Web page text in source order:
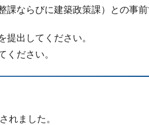
課ならびに建築政策課）との事
出してください。
ださい。
れました。